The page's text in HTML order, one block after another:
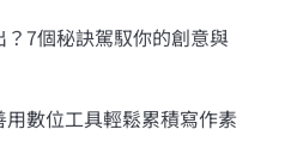
7個秘訣駕馭你的創意與
數位工具輕鬆累積寫作素